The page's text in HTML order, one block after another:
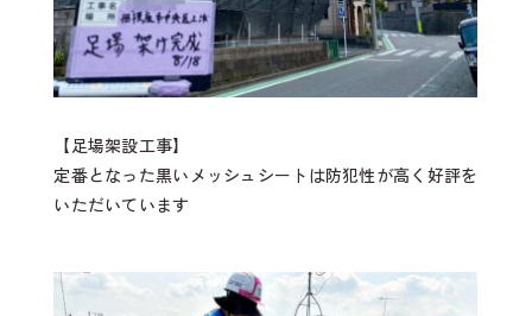
【足場架設工事】
定番となった黒いメッシュシートは防犯性が高く好評を
いただいています